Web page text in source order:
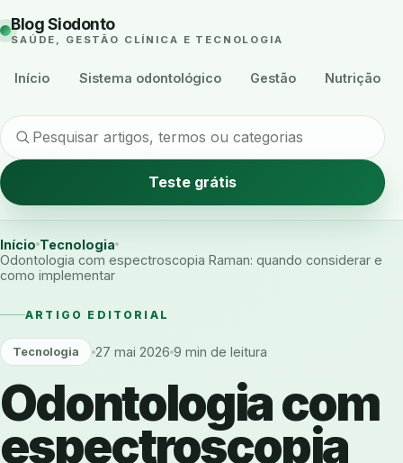
Blog Siodonto
SAÚDE, GESTÃO CLÍNICA E TECNOLOGIA
Início Sistema odontológico Gestão Nutrição
Teste grátis
Início Tecnologia
Odontologia com espectroscopia Raman: quando considerar e
como implementar
ARTIGO EDITORIAL
Tecnologia 27 mai 2026 9 min de leitura
Odontologia com
espectroscopia